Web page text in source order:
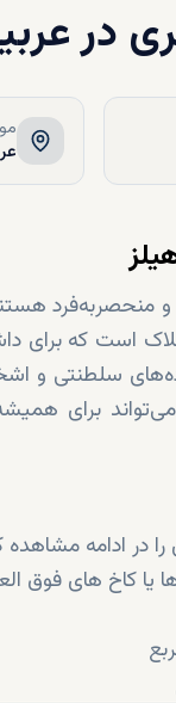
در
منحصربه‌فرد
است که برای
سلطنتی و
برای
در ادامه مشاهده
یا کاخ های فوق